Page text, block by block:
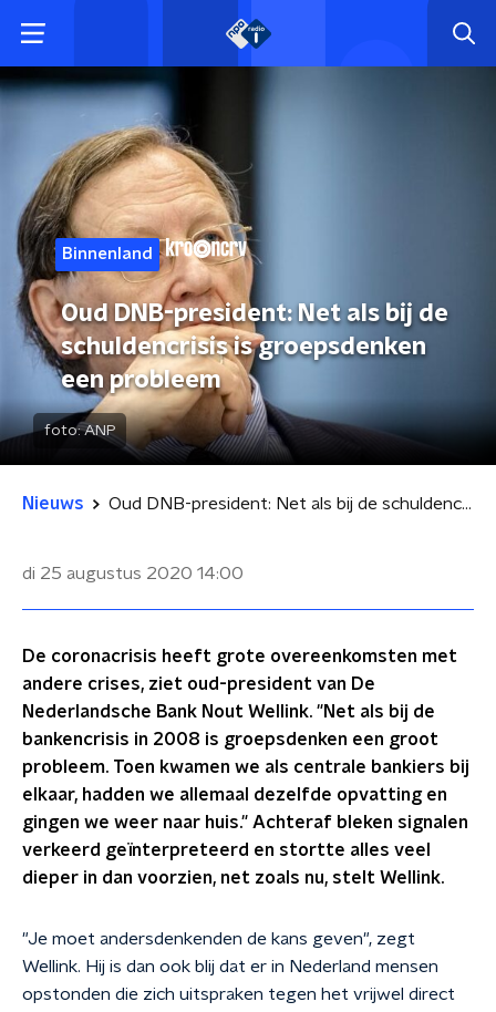
Binnenland
Oud DNB-president: Net als bij de
schuldencrisis is groepsdenken
een probleem
foto:ANP
Nieuws Oud DNB-president: Net als bij de schuldencrisis is groepsdenken een probleem
di 25 augustus 2020 14:00
De coronacrisis heeft grote overeenkomsten met
andere crises, ziet oud-president van De
Nederlandsche Bank Nout Wellink. "Net als bij de
bankencrisis in 2008 is groepsdenken een groot
probleem. Toen kwamen we als centrale bankiers bij
elkaar, hadden we allemaal dezelfde opvatting en
gingen we weer naar huis." Achteraf bleken signalen
verkeerd geïnterpreteerd en stortte alles veel
dieper in dan voorzien, net zoals nu, stelt Wellink.
"Je moet andersdenkenden de kans geven", zegt
Wellink. Hij is dan ook blij dat er in Nederland mensen
opstonden die zich uitspraken tegen het vrijwel direct